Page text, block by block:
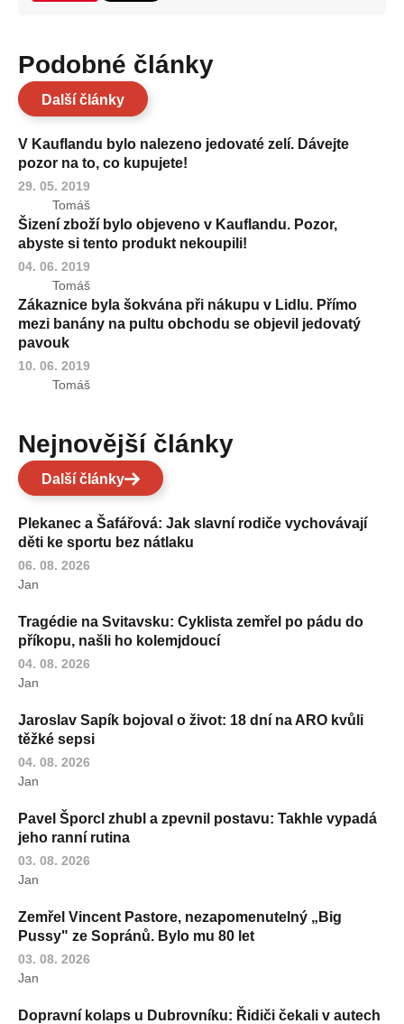
Podobné články
Další články
V Kauflandu bylo nalezeno jedovaté zelí. Dávejte
pozor na to, co kupujete!
29. 05. 2019
Tomáš
Šizení zboží bylo objeveno v Kauflandu. Pozor,
abyste si tento produkt nekoupili!
04. 06. 2019
Tomáš
Zákaznice byla šokvána při nákupu v Lidlu. Přímo
mezi banány na pultu obchodu se objevil jedovatý
pavouk
10. 06. 2019
Tomáš
Nejnovější články
Další články
Plekanec a Šafářová: Jak slavní rodiče vychovávají
děti ke sportu bez nátlaku
06. 08. 2026
Jan
Tragédie na Svitavsku: Cyklista zemřel po pádu do
příkopu, našli ho kolemjdoucí
04. 08. 2026
Jan
Jaroslav Sapík bojoval o život: 18 dní na ARO kvůli
těžké sepsi
04. 08. 2026
Jan
Pavel Šporcl zhubl a zpevnil postavu: Takhle vypadá
jeho ranní rutina
03. 08. 2026
Jan
Zemřel Vincent Pastore, nezapomenutelný „Big
Pussy" ze Sopránů. Bylo mu 80 let
03. 08. 2026
Jan
Dopravní kolaps u Dubrovníku: Řidiči čekali v autech